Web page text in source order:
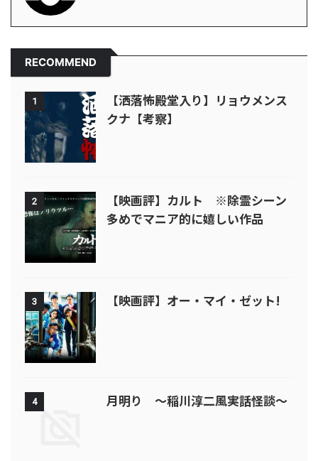
RECOMMEND
1
【洒落怖殿堂入り】リョウメンス
クナ【考察】
2
【映画評】カルト ※除霊シーン
多めでマニア的に嬉しい作品
3 【映画評】オー・マイ・ゼット!
4 月明り ～稲川淳二風実話怪談～